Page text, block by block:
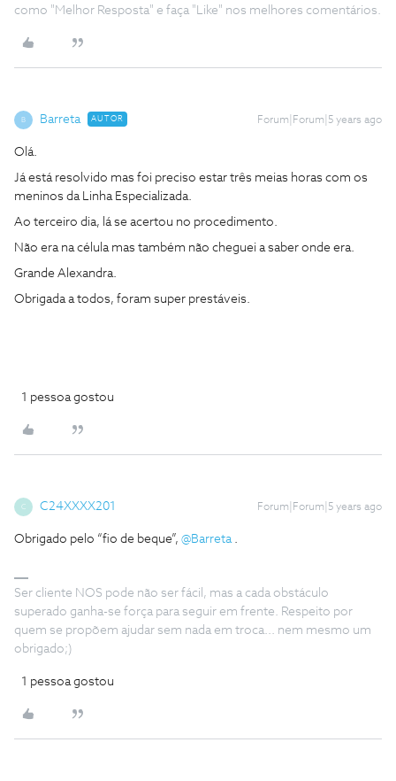
como "Melhor Resposta" e faça "Like" nos melhores comentários.
B Barreta AUTOR Forum|Forum|5 years ago
Olá.
Já está resolvido mas foi preciso estar três meias horas com os
meninos da Linha Especializada.
Ao terceiro dia, lá se acertou no procedimento.
Não era na célula mas também não cheguei a saber onde era.
Grande Alexandra.
Obrigada a todos, foram super prestáveis.
1 pessoa gostou
C C24XXXX201 Forum|Forum|5 years ago
Obrigado pelo “fio de beque”, @Barreta.
Ser cliente NOS pode não ser fácil, mas a cada obstáculo
superado ganha-se força para seguir em frente. Respeito por
quem se propõem ajudar sem nada em troca... nem mesmo um
obrigado;)
1 pessoa gostou